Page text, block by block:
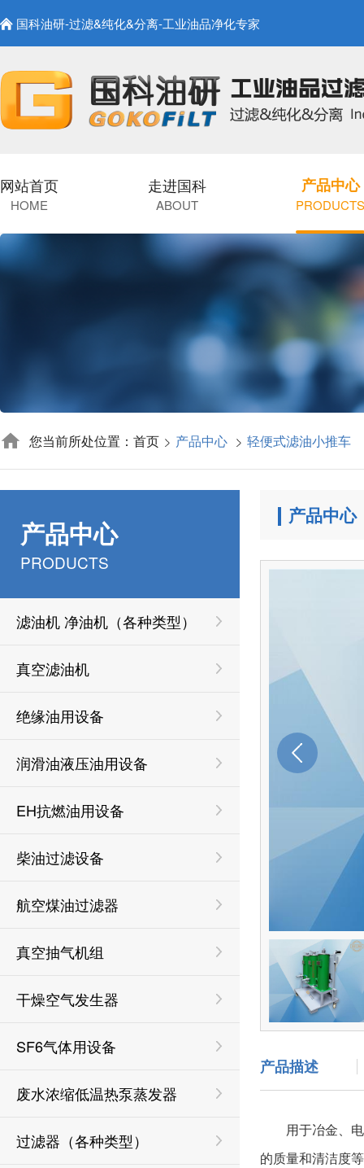
国科油研-过滤&纯化&分离-工业油品净化专家
网站首页
HOME
走进国科
ABOUT
产品中心
PRODUCTS
您当前所处位置：首页 产品中心 轻便式滤油小推车
产品中心
PRODUCTS
滤油机 净油机（各种类型）
真空滤油机
绝缘油用设备
润滑油液压油用设备
EH抗燃油用设备
柴油过滤设备
航空煤油过滤器
真空抽气机组
干燥空气发生器
SF6气体用设备
废水浓缩低温热泵蒸发器
过滤器（各种类型）
产品中心
产品描述
用于冶金、
的质量和清洁度